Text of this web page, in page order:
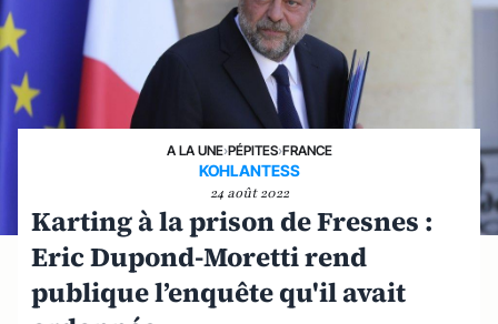
A LA UNE›PÉPITES›FRANCE
KOHLANTESS
24 août 2022
Karting à la prison de Fresnes :
Eric Dupond-Moretti rend
publique l’enquête qu'il avait